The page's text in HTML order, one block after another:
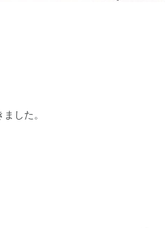
した。